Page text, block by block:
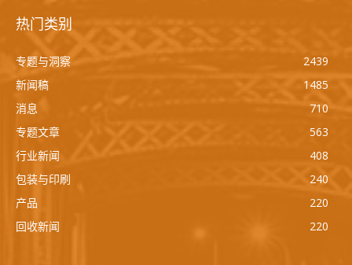
热门类别
专题与洞察
2439
新闻稿
1485
消息
710
专题文章
563
行业新闻
408
包装与印刷
240
产品
220
回收新闻
220